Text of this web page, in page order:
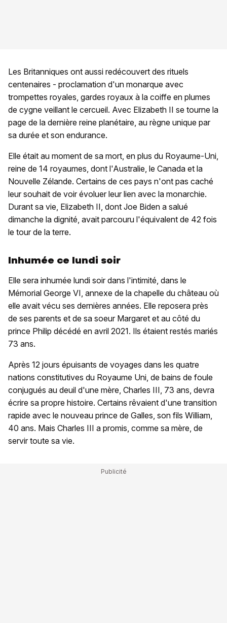
Les Britanniques ont aussi redécouvert des rituels
centenaires - proclamation d'un monarque avec
trompettes royales, gardes royaux à la coiffe en plumes
de cygne veillant le cercueil. Avec Elizabeth II se tourne la
page de la dernière reine planétaire, au règne unique par
sa durée et son endurance.
Elle était au moment de sa mort, en plus du Royaume-Uni,
reine de 14 royaumes, dont l'Australie, le Canada et la
Nouvelle Zélande. Certains de ces pays n'ont pas caché
leur souhait de voir évoluer leur lien avec la monarchie.
Durant sa vie, Elizabeth II, dont Joe Biden a salué
dimanche la dignité, avait parcouru l'équivalent de 42 fois
le tour de la terre.
Inhumée ce lundi soir
Elle sera inhumée lundi soir dans l'intimité, dans le
Mémorial George VI, annexe de la chapelle du château où
elle avait vécu ses dernières années. Elle reposera près
de ses parents et de sa soeur Margaret et au côté du
prince Philip décédé en avril 2021. Ils étaient restés mariés
73 ans.
Après 12 jours épuisants de voyages dans les quatre
nations constitutives du Royaume Uni, de bains de foule
conjugués au deuil d'une mère, Charles III, 73 ans, devra
écrire sa propre histoire. Certains rêvaient d'une transition
rapide avec le nouveau prince de Galles, son fils William,
40 ans. Mais Charles III a promis, comme sa mère, de
servir toute sa vie.